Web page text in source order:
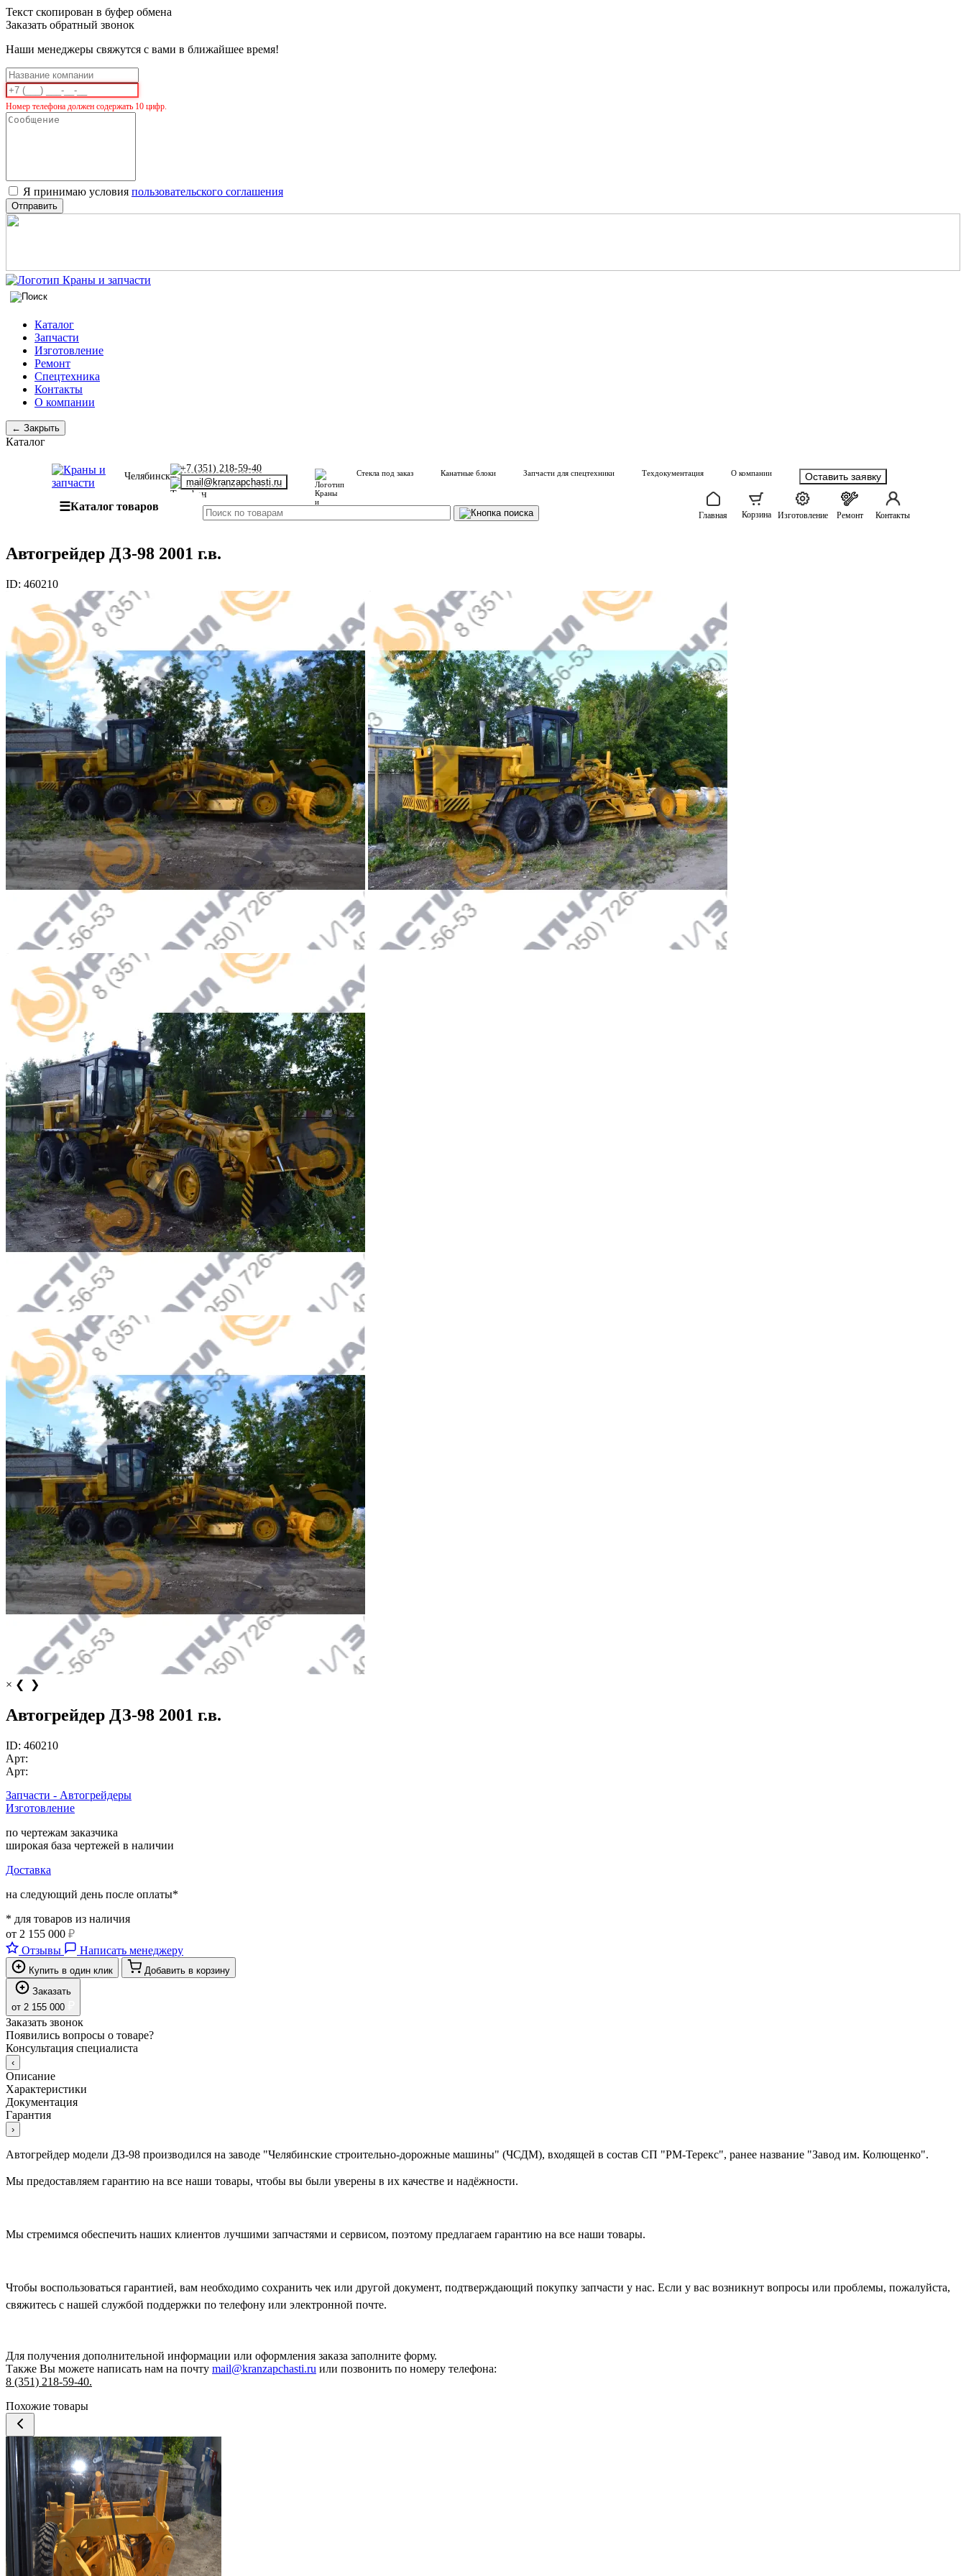
Текст скопирован в буфер обмена
Заказать обратный звонок
Наши менеджеры свяжутся с вами в ближайшее время!
Номер телефона должен содержать 10 цифр.
Я принимаю условия пользовательского соглашения
Отправить
Каталог
Запчасти
Изготовление
Ремонт
Спецтехника
Контакты
О компании
← Закрыть
Каталог
Челябинск
+7 (351) 218-59-40
mail@kranzapchasti.ru
Стекла под заказ Канатные блоки Запчасти для спецтехники Техдокументация О компании Оставить заявку
☰Каталог товаров
Главная Корзина Изготовление Ремонт Контакты
Автогрейдер ДЗ-98 2001 г.в.
ID: 460210
× ❮ ❯
Автогрейдер ДЗ-98 2001 г.в.
ID: 460210
Арт:
Арт:
Запчасти - Автогрейдеры
Изготовление
по чертежам заказчика
широкая база чертежей в наличии
Доставка
на следующий день после оплаты*
* для товаров из наличия
от 2 155 000 ₽
Отзывы
Написать менеджеру
Купить в один клик
Добавить в корзину
Заказать
от 2 155 000
Заказать звонок
Появились вопросы о товаре?
Консультация специалиста
‹
Описание
Характеристики
Документация
Гарантия
›
Автогрейдер модели ДЗ-98 производился на заводе "Челябинские строительно-дорожные машины" (ЧСДМ), входящей в состав СП "РМ-Терекс", ранее название "Завод им. Колющенко".
Мы предоставляем гарантию на все наши товары, чтобы вы были уверены в их качестве и надёжности.
Мы стремимся обеспечить наших клиентов лучшими запчастями и сервисом, поэтому предлагаем гарантию на все наши товары.
Чтобы воспользоваться гарантией, вам необходимо сохранить чек или другой документ, подтверждающий покупку запчасти у нас. Если у вас возникнут вопросы или проблемы, пожалуйста,
свяжитесь с нашей службой поддержки по телефону или электронной почте.
Для получения дополнительной информации или оформления заказа заполните форму.
Также Вы можете написать нам на почту mail@kranzapchasti.ru или позвонить по номеру телефона:
8 (351) 218-59-40.
Похожие товары